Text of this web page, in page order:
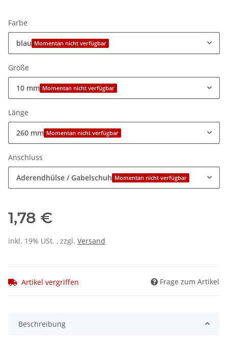
Farbe
blau Momentan nicht verfügbar
Größe
10 mm Momentan nicht verfügbar
Länge
260 mm Momentan nicht verfügbar
Anschluss
Aderendhülse / Gabelschuh Momentan nicht verfügbar
1,78 €
inkl. 19% USt. , zzgl. Versand
Artikel vergriffen Frage zum Artikel
Beschreibung